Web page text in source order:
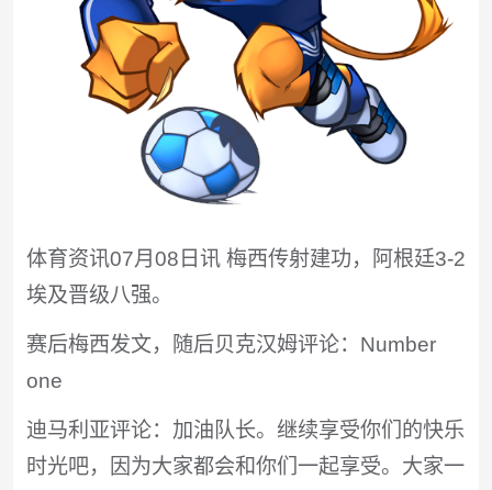
体育资讯07月08日讯 梅西传射建功，阿根廷3-2
埃及晋级八强。
赛后梅西发文，随后贝克汉姆评论：Number
one
迪马利亚评论：加油队长。继续享受你们的快乐
时光吧，因为大家都会和你们一起享受。大家一